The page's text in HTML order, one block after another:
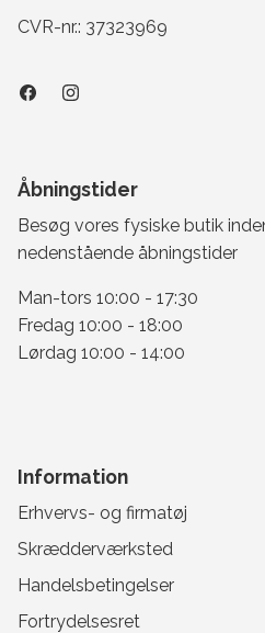
CVR-nr.: 37323969
Åbningstider
Besøg vores fysiske butik
nedenstående åbningstider
Man-tors 10:00 - 17:30
Fredag 10:00 - 18:00
Lørdag 10:00 - 14:00
Information
Erhvervs- og firmatøj
Skrædderværksted
Handelsbetingelser
Fortrydelsesret